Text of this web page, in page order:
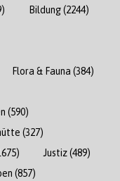
Bildung(2244)
Flora & Fauna (384)
(590)
(327)
Justiz(489)
(857)